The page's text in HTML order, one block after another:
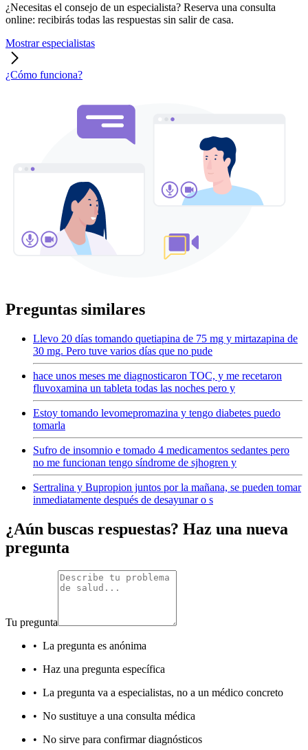
¿Necesitas el consejo de un especialista? Reserva una consulta
online: recibirás todas las respuestas sin salir de casa.
Mostrar especialistas
¿Cómo funciona?
Preguntas similares
Llevo 20 días tomando quetiapina de 75 mg y mirtazapina de
30 mg. Pero tuve varios días que no pude
hace unos meses me diagnosticaron TOC, y me recetaron
fluvoxamina un tableta todas las noches pero y
Estoy tomando levomepromazina y tengo diabetes puedo
tomarla
Sufro de insomnio e tomado 4 medicamentos sedantes pero
no me funcionan tengo síndrome de sjhogren y
Sertralina y Bupropion juntos por la mañana, se pueden tomar
inmediatamente después de desayunar o s
¿Aún buscas respuestas? Haz una nueva
pregunta
Tu pregunta
• La pregunta es anónima
• Haz una pregunta específica
• La pregunta va a especialistas, no a un médico concreto
• No sustituye a una consulta médica
• No sirve para confirmar diagnósticos